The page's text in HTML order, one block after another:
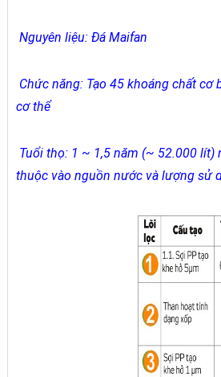
Nguyên liệu: Đá Maifan
Chức năng: Tạo 45 khoáng chất cơ
cơ thể
Tuổi thọ: 1 ~ 1,5 năm (~ 52.000 lít)
thuộc vào nguồn nước và lượng sử